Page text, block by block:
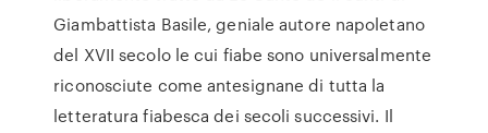
Giambattista Basile, geniale autore napoletano
del XVII secolo le cui fiabe sono universalmente
riconosciute come antesignane di tutta la
letteratura fiabesca dei secoli successivi. Il